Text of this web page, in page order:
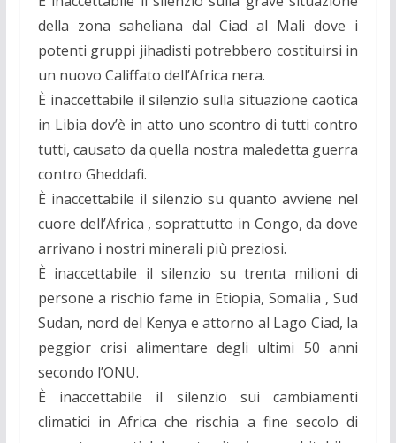
della zona saheliana dal Ciad al Mali dove i
potenti gruppi jihadisti potrebbero costituirsi in
un nuovo Califfato dell’Africa nera.
È inaccettabile il silenzio sulla situazione caotica
in Libia dov’è in atto uno scontro di tutti contro
tutti, causato da quella nostra maledetta guerra
contro Gheddafi.
È inaccettabile il silenzio su quanto avviene nel
cuore dell’Africa , soprattutto in Congo, da dove
arrivano i nostri minerali più preziosi.
È inaccettabile il silenzio su trenta milioni di
persone a rischio fame in Etiopia, Somalia , Sud
Sudan, nord del Kenya e attorno al Lago Ciad, la
peggior crisi alimentare degli ultimi 50 anni
secondo l’ONU.
È inaccettabile il silenzio sui cambiamenti
climatici in Africa che rischia a fine secolo di